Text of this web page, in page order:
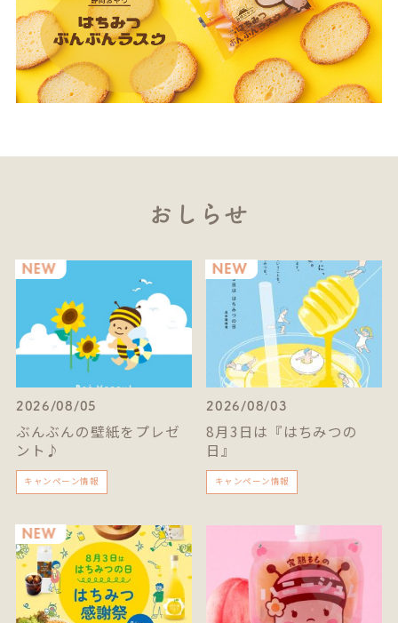
おしらせ
2026/08/05
ぶんぶんの壁紙をプレゼ
ント♪
キャンペーン情報
2026/08/03
8月3日は『はちみつの
日』
キャンペーン情報